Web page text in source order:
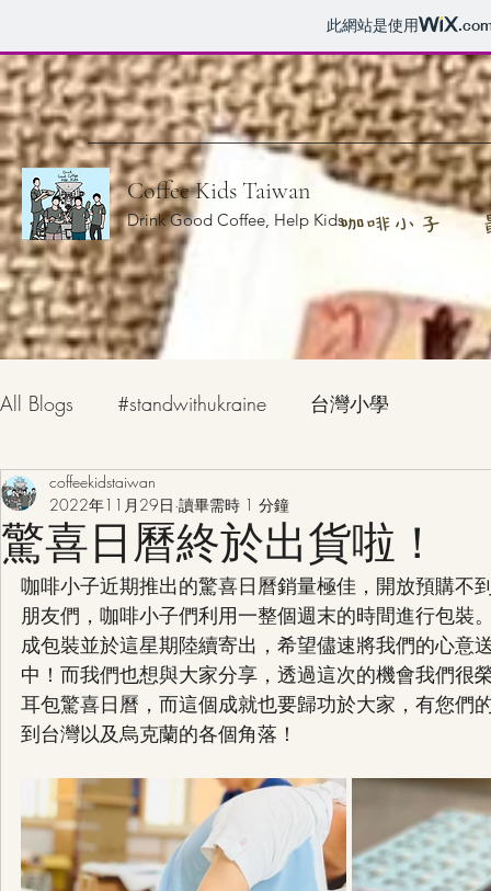
此網站是使用
Coffee Kids Taiwan
Drink Good Coffee, Help Kids咖啡小子
All Blogs #standwithukraine 台灣小學
驚喜日曆終於出貨啦！
coffeekidstaiwan
2022年11月29日 讀畢需時 1 分鐘
咖啡小子近期推出的驚喜日曆銷量極佳，開放預購
朋友們，咖啡小子們利用一整個週末的時間進行包
成包裝並於這星期陸續寄出，希望儘速將我們的心意
中！而我們也想與大家分享，透過這次的機會我們很
耳包驚喜日曆，而這個成就也要歸功於大家，有您們
到台灣以及烏克蘭的各個角落！